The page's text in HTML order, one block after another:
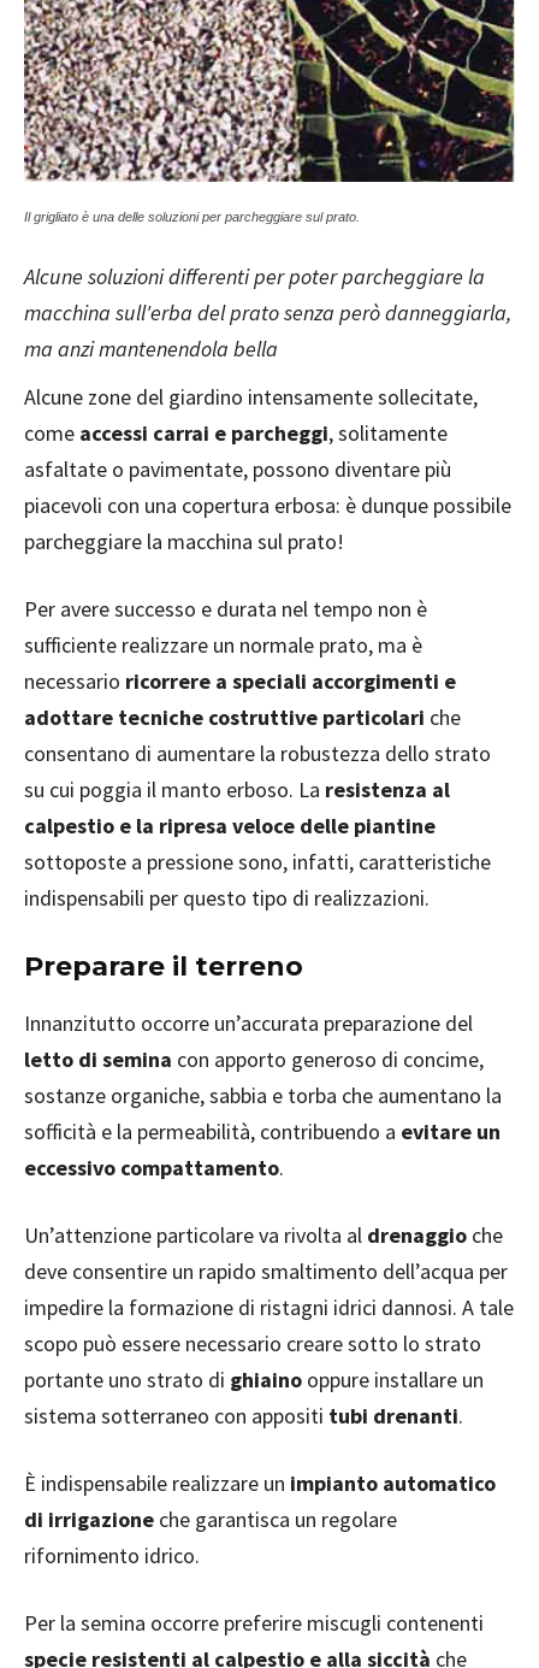
Il grigliato è una delle soluzioni per parcheggiare sul prato.
Alcune soluzioni differenti per poter parcheggiare la
macchina sull'erba del prato senza però danneggiarla,
ma anzi mantenendola bella
Alcune zone del giardino intensamente sollecitate,
come accessi carrai e parcheggi, solitamente
asfaltate o pavimentate, possono diventare più
piacevoli con una copertura erbosa: è dunque possibile
parcheggiare la macchina sul prato!
Per avere successo e durata nel tempo non è
sufficiente realizzare un normale prato, ma è
necessario ricorrere a speciali accorgimenti e
adottare tecniche costruttive particolari che
consentano di aumentare la robustezza dello strato
su cui poggia il manto erboso. La resistenza al
calpestio e la ripresa veloce delle piantine
sottoposte a pressione sono, infatti, caratteristiche
indispensabili per questo tipo di realizzazioni.
Preparare il terreno
Innanzitutto occorre un’accurata preparazione del
letto di semina con apporto generoso di concime,
sostanze organiche, sabbia e torba che aumentano la
sofficità e la permeabilità, contribuendo a evitare un
eccessivo compattamento.
Un’attenzione particolare va rivolta al drenaggio che
deve consentire un rapido smaltimento dell’acqua per
impedire la formazione di ristagni idrici dannosi. A tale
scopo può essere necessario creare sotto lo strato
portante uno strato di ghiaino oppure installare un
sistema sotterraneo con appositi tubi drenanti.
È indispensabile realizzare un impianto automatico
di irrigazione che garantisca un regolare
rifornimento idrico.
Per la semina occorre preferire miscugli contenenti
specie resistenti al calpestio e alla siccità che